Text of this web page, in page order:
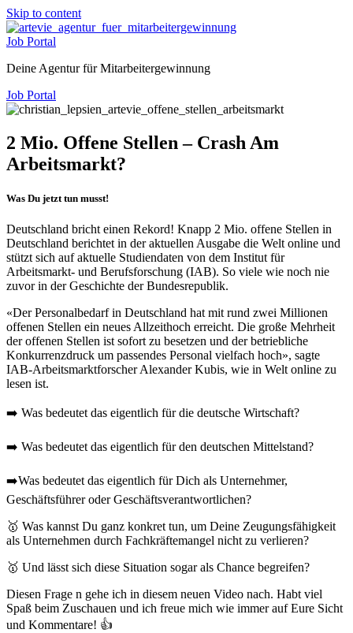
Skip to content
Job Portal
Deine Agentur für Mitarbeitergewinnung
Job Portal
2 Mio. Offene Stellen – Crash Am
Arbeitsmarkt?
Was Du jetzt tun musst!
Deutschland bricht einen Rekord! Knapp 2 Mio. offene Stellen in
Deutschland berichtet in der aktuellen Ausgabe die Welt online und
stützt sich auf aktuelle Studiendaten von dem Institut für
Arbeitsmarkt- und Berufsforschung (IAB). So viele wie noch nie
zuvor in der Geschichte der Bundesrepublik.
«Der Personalbedarf in Deutschland hat mit rund zwei Millionen
offenen Stellen ein neues Allzeithoch erreicht. Die große Mehrheit
der offenen Stellen ist sofort zu besetzen und der betriebliche
Konkurrenzdruck um passendes Personal vielfach hoch», sagte
IAB-Arbeitsmarktforscher Alexander Kubis, wie in Welt online zu
lesen ist.
➡️ Was bedeutet das eigentlich für die deutsche Wirtschaft?
➡️ Was bedeutet das eigentlich für den deutschen Mittelstand?
➡️Was bedeutet das eigentlich für Dich als Unternehmer,
Geschäftsführer oder Geschäftsverantwortlichen?
🥇 Was kannst Du ganz konkret tun, um Deine Zeugungsfähigkeit
als Unternehmen durch Fachkräftemangel nicht zu verlieren?
🥇 Und lässt sich diese Situation sogar als Chance begreifen?
Diesen Frage n gehe ich in diesem neuen Video nach. Habt viel
Spaß beim Zuschauen und ich freue mich wie immer auf Eure Sicht
und Kommentare! 👍